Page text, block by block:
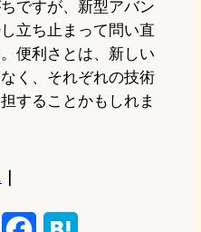
ですが、新型アバン
立ち止まって問い直
便利さとは、新しい
く、それぞれの技術
することかもしれま